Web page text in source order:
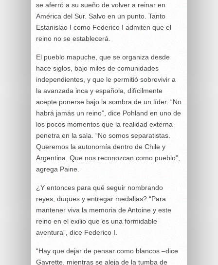
se aferró a su sueño de volver a reinar en
América del Sur. Salvo en un punto. Tanto
Estanislao I como Federico I admiten que el
reino no se establecerá.
El pueblo mapuche, que se organiza desde
hace siglos, bajo miles de comunidades
independientes, y que le permitió sobrevivir a
la avanzada inca y española, difícilmente
acepte ponerse bajo la sombra de un líder. “No
habrá jamás un reino”, dice Pohland en uno de
los pocos momentos que la realidad externa
penetra en la sala. “No somos separatistas.
Queremos la autonomía dentro de Chile y
Argentina. Que nos reconozcan como pueblo”,
agrega Paine.
¿Y entonces para qué seguir nombrando
reyes, duques y entregar medallas? “Para
mantener viva la memoria de Antoine y este
reino en el exilio que es una formidable
aventura”, dice Federico I.
“Hay que dejar de pensar como blancos –dice
Gayrette, mientras se aleja de la tumba de